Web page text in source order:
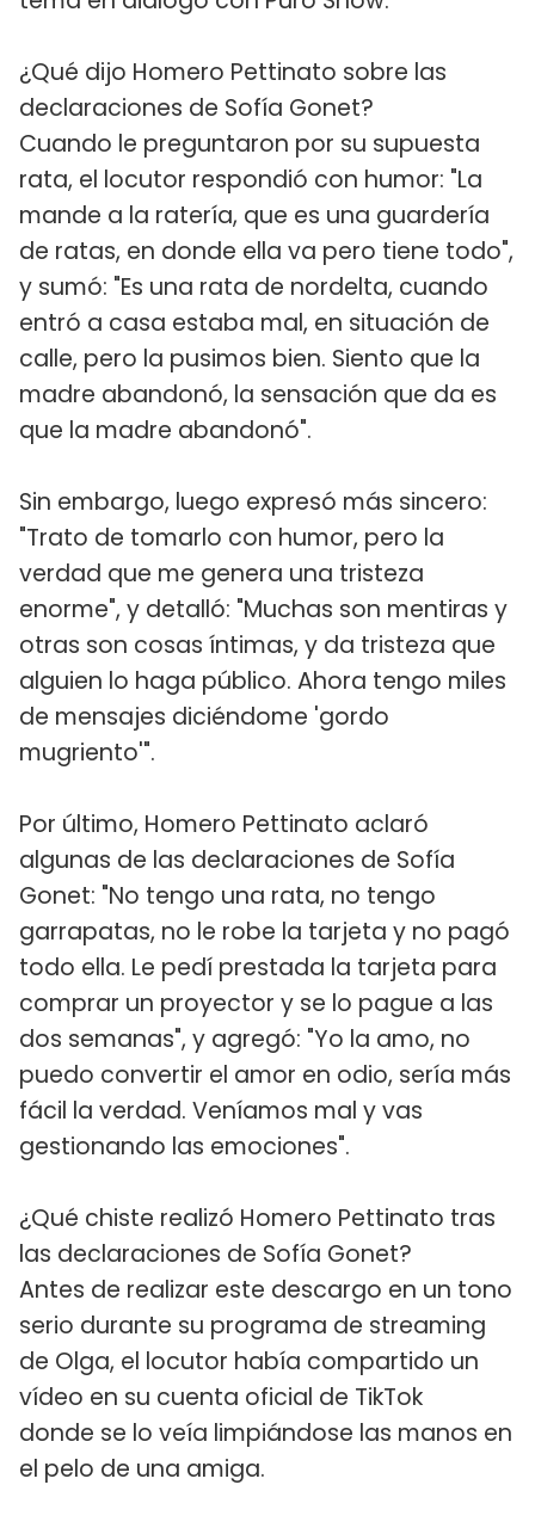
¿Qué dijo Homero Pettinato sobre las
declaraciones de Sofía Gonet?
Cuando le preguntaron por su supuesta
rata, el locutor respondió con humor: "La
mande a la ratería, que es una guardería
de ratas, en donde ella va pero tiene todo",
y sumó: "Es una rata de nordelta, cuando
entró a casa estaba mal, en situación de
calle, pero la pusimos bien. Siento que la
madre abandonó, la sensación que da es
que la madre abandonó".
Sin embargo, luego expresó más sincero:
"Trato de tomarlo con humor, pero la
verdad que me genera una tristeza
enorme", y detalló: "Muchas son mentiras y
otras son cosas íntimas, y da tristeza que
alguien lo haga público. Ahora tengo miles
de mensajes diciéndome 'gordo
mugriento'".
Por último, Homero Pettinato aclaró
algunas de las declaraciones de Sofía
Gonet: "No tengo una rata, no tengo
garrapatas, no le robe la tarjeta y no pagó
todo ella. Le pedí prestada la tarjeta para
comprar un proyector y se lo pague a las
dos semanas", y agregó: "Yo la amo, no
puedo convertir el amor en odio, sería más
fácil la verdad. Veníamos mal y vas
gestionando las emociones".
¿Qué chiste realizó Homero Pettinato tras
las declaraciones de Sofía Gonet?
Antes de realizar este descargo en un tono
serio durante su programa de streaming
de Olga, el locutor había compartido un
vídeo en su cuenta oficial de TikTok
donde se lo veía limpiándose las manos en
el pelo de una amiga.